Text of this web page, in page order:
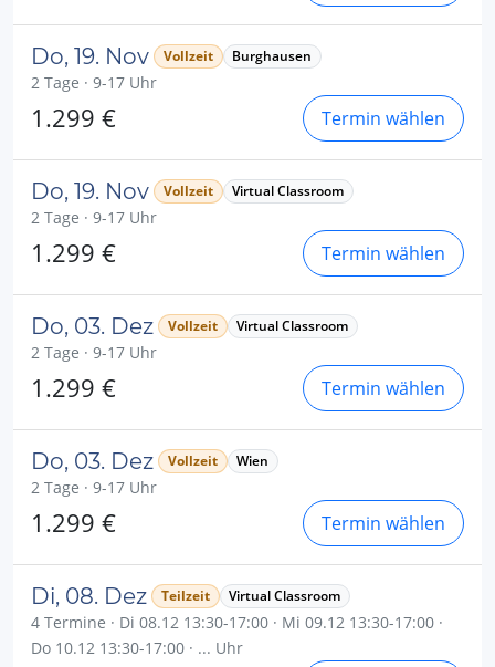
Do, 19. Nov Vollzeit Burghausen
2 Tage · 9-17 Uhr
1.299 € Termin wählen
Do, 19. Nov Vollzeit Virtual Classroom
2 Tage · 9-17 Uhr
1.299 € Termin wählen
Do, 03. Dez Vollzeit Virtual Classroom
2 Tage · 9-17 Uhr
1.299 € Termin wählen
Do, 03. Dez Vollzeit Wien
2 Tage · 9-17 Uhr
1.299 € Termin wählen
Di, 08. Dez Teilzeit Virtual Classroom
4 Termine · Di 08.12 13:30-17:00 · Mi 09.12 13:30-17:00 ·
Do 10.12 13:30-17:00 · ... Uhr